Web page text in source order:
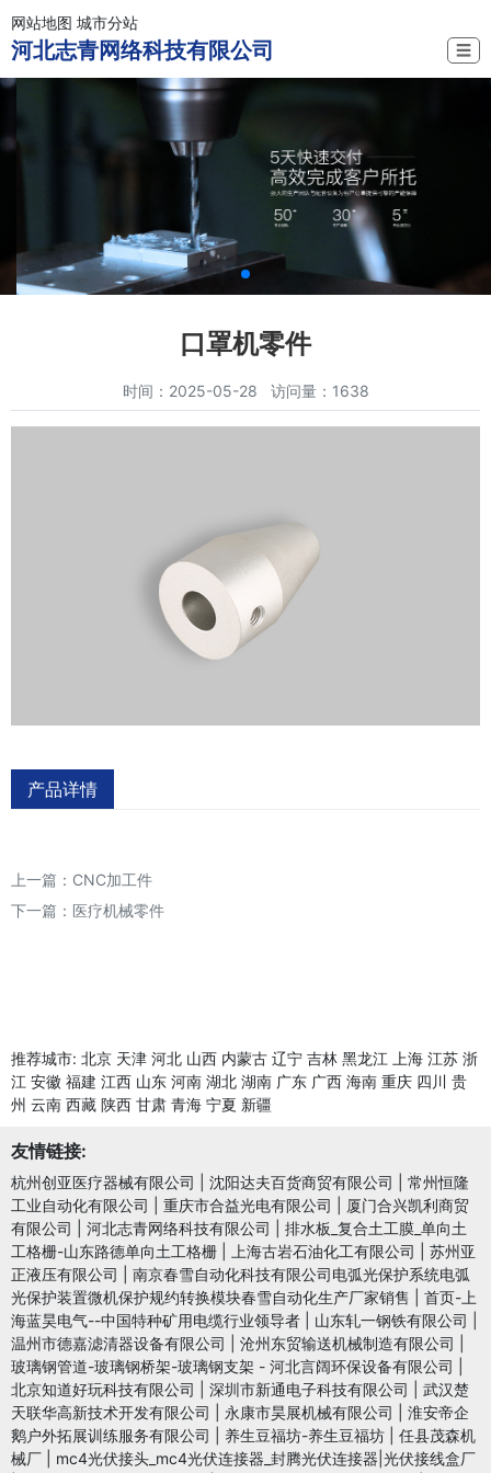
网站地图 城市分站
河北志青网络科技有限公司 ☰
口罩机零件
时间：2025-05-28 访问量：1638
产品详情
上一篇： CNC加工件
下一篇： 医疗机械零件
推荐城市: 北京 天津 河北 山西 内蒙古 辽宁 吉林 黑龙江 上海 江苏 浙
江 安徽 福建 江西 山东 河南 湖北 湖南 广东 广西 海南 重庆 四川 贵
州 云南 西藏 陕西 甘肃 青海 宁夏 新疆
友情链接:
杭州创亚医疗器械有限公司 沈阳达夫百货商贸有限公司
常州恒隆
工业自动化有限公司
重庆市合益光电有限公司
厦门合兴凯利商贸
有限公司
河北志青网络科技有限公司
排水板_复合土工膜_单向土
工格栅-山东路德单向土工格栅
上海古岩石油化工有限公司
苏州亚
正液压有限公司
南京春雪自动化科技有限公司电弧光保护系统电弧
光保护装置微机保护规约转换模块春雪自动化生产厂家销售
首页-上
海蓝昊电气--中国特种矿用电缆行业领导者
山东轧一钢铁有限公司
温州市德嘉滤清器设备有限公司
沧州东贸输送机械制造有限公司
玻璃钢管道-玻璃钢桥架-玻璃钢支架 - 河北言阔环保设备有限公司
北京知道好玩科技有限公司
深圳市新通电子科技有限公司
武汉楚
天联华高新技术开发有限公司
永康市昊展机械有限公司
淮安帝企
鹅户外拓展训练服务有限公司
养生豆福坊-养生豆福坊
任县茂森机
械厂
mc4光伏接头_mc4光伏连接器_封腾光伏连接器|光伏接线盒厂